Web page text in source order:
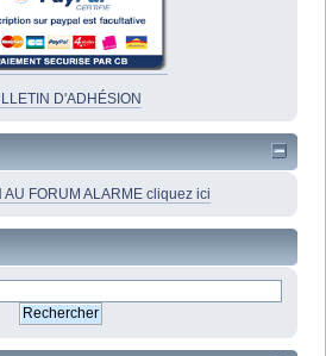
D'ADHÉSION
AU FORUM ALARME cliquez ici